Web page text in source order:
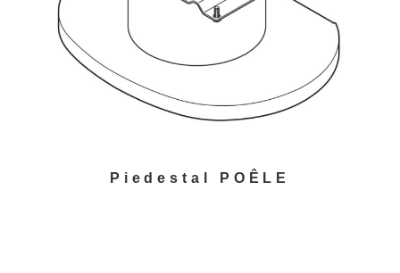
Piedestal POÊLE